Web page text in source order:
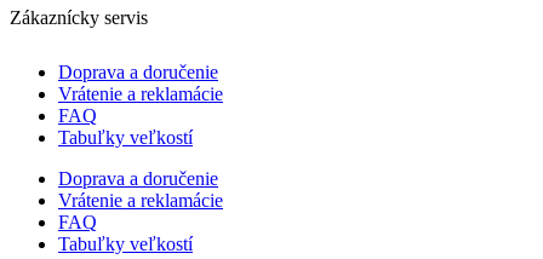
Zákaznícky servis
Doprava a doručenie
Vrátenie a reklamácie
FAQ
Tabuľky veľkostí
Doprava a doručenie
Vrátenie a reklamácie
FAQ
Tabuľky veľkostí